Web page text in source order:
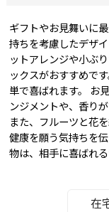
ギフトやお見舞いに
持ちを考慮したデザ
ットアレンジや小ぶ
ックスがおすすめで
単で喜ばれます。 お
ンジメントや、香り
また、フルーツと花
健康を願う気持ちを
物は、相手に喜ばれ
在